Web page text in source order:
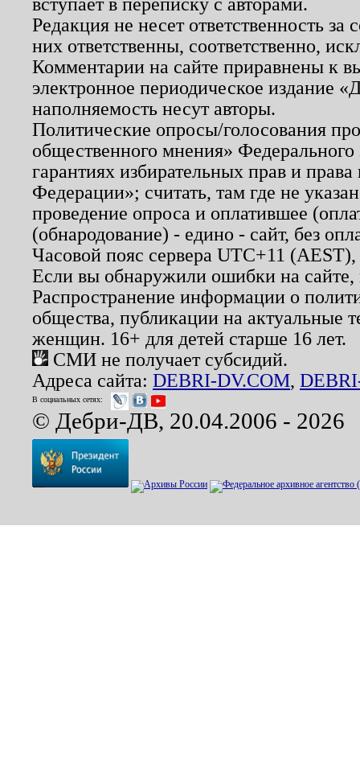
Редакция не несет ответственность
них ответственны, соответственно,
Комментарии на сайте приравнены к
электронное периодическое издание
наполняемость несут авторы.
Политические опросы/голосования
общественного мнения»
гарантиях избирательных прав и
Федерации»; считать, там где не
проведение опроса и оплатившее
(обнародование) - едино - сайт, без
Часовой пояс сервера UTC+11
Если вы обнаружили ошибки на
Распространение информации о
общества, публикации на актуальные
женщин. 16+ для детей старше 16 лет.
СМИ не получает субсидий.
Адреса сайта: DEBRI-DV.COM,
В социальных сетях:
© Дебри-ДВ, 20.04.2006 - 2026